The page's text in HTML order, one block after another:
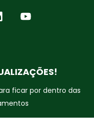
ficar por dentro das